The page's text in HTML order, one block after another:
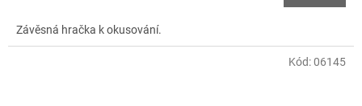
Závěsná hračka k okusování.
Kód:06145